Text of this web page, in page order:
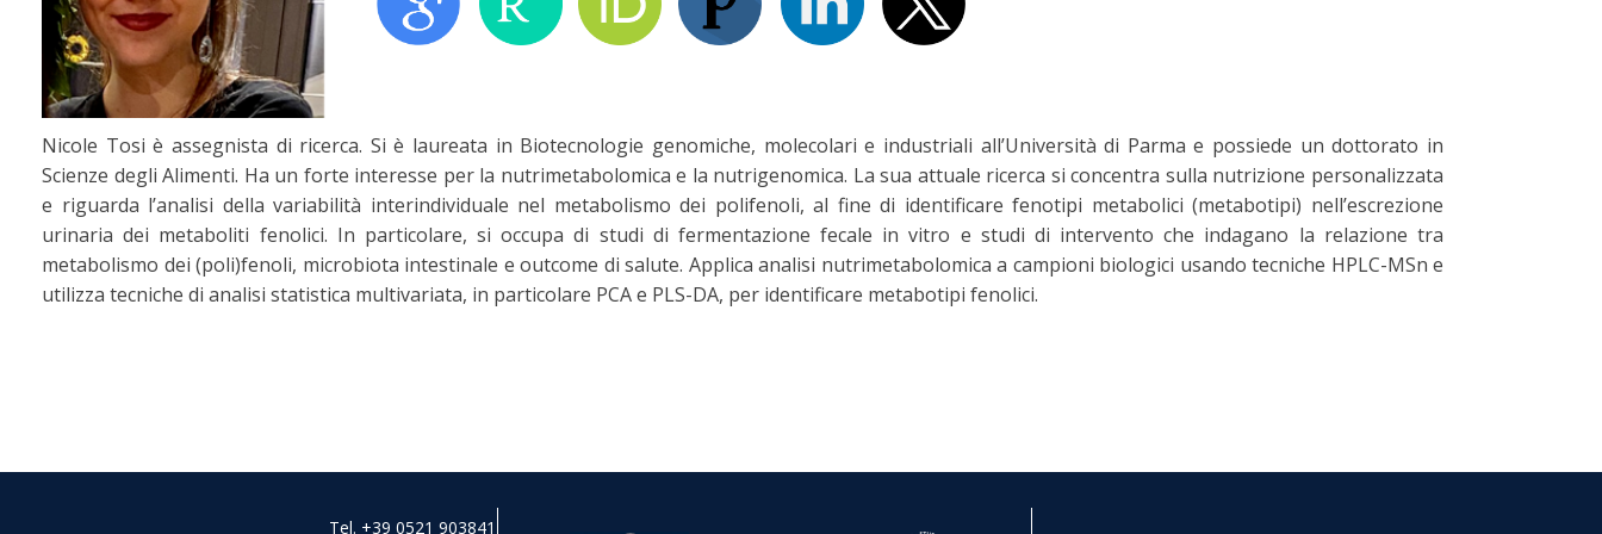
Nicole Tosi è assegnista di ricerca. Si è laureata in Biotecnologie genomiche, molecolari e industriali all’Università di Parma e possiede un dottorato in
Scienze degli Alimenti. Ha un forte interesse per la nutrimetabolomica e la nutrigenomica. La sua attuale ricerca si concentra sulla nutrizione personalizzata
e riguarda l’analisi della variabilità interindividuale nel metabolismo dei polifenoli, al fine di identificare fenotipi metabolici (metabotipi) nell’escrezione
urinaria dei metaboliti fenolici. In particolare, si occupa di studi di fermentazione fecale in vitro e studi di intervento che indagano la relazione tra
metabolismo dei (poli)fenoli, microbiota intestinale e outcome di salute. Applica analisi nutrimetabolomica a campioni biologici usando tecniche HPLC-MSn e
utilizza tecniche di analisi statistica multivariata, in particolare PCA e PLS-DA, per identificare metabotipi fenolici.
Tel. +39 0521 903841